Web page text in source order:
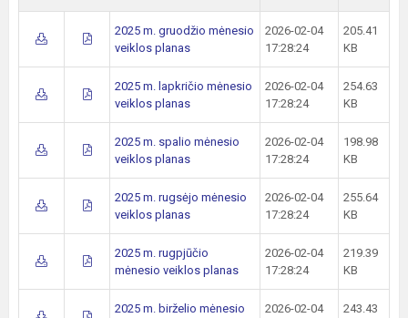
2025 m. gruodžio mėnesio
veiklos planas
2026-02-04
17:28:24
205.41
KB
2025 m. lapkričio mėnesio
veiklos planas
2026-02-04
17:28:24
254.63
KB
2025 m. spalio mėnesio
veiklos planas
2026-02-04
17:28:24
198.98
KB
2025 m. rugsėjo mėnesio
veiklos planas
2026-02-04
17:28:24
255.64
KB
2025 m. rugpjūčio
mėnesio veiklos planas
2026-02-04
17:28:24
219.39
KB
2025 m. birželio mėnesio
2026-02-04
243.43